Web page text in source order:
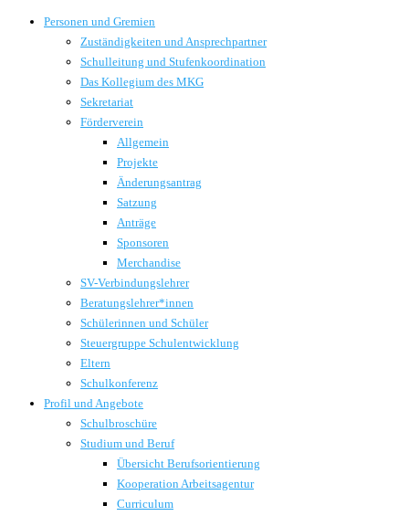
Personen und Gremien
Zuständigkeiten und Ansprechpartner
Schulleitung und Stufenkoordination
Das Kollegium des MKG
Sekretariat
Förderverein
Allgemein
Projekte
Änderungsantrag
Satzung
Anträge
Sponsoren
Merchandise
SV-Verbindungslehrer
Beratungslehrer*innen
Schülerinnen und Schüler
Steuergruppe Schulentwicklung
Eltern
Schulkonferenz
Profil und Angebote
Schulbroschüre
Studium und Beruf
Übersicht Berufsorientierung
Kooperation Arbeitsagentur
Curriculum